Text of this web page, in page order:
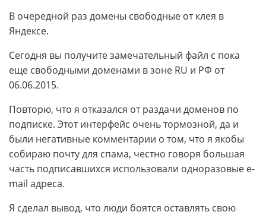
В очередной раз домены свободные от клея в
Яндексе.
Сегодня вы получите замечательный файл с пока
еще свободными доменами в зоне RU и РФ от
06.06.2015.
Повторю, что я отказался от раздачи доменов по
подписке. Этот интерфейс очень тормозной, да и
были негативные комментарии о том, что я якобы
собираю почту для спама, честно говоря большая
часть подписавшихся использовали одноразовые e-
mail адреса.
Я сделал вывод, что люди боятся оставлять свою